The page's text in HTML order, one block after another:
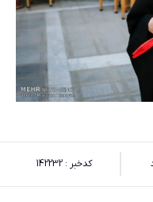
کدخبر : 142232